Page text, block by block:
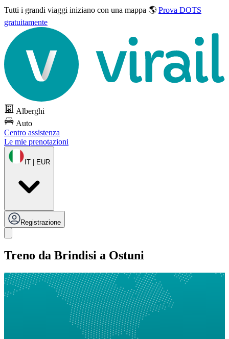
Tutti i grandi viaggi iniziano con una mappa 🌎 Prova DOTS
gratuitamente
Alberghi
Auto
Centro assistenza
Le mie prenotazioni
IT | EUR
Registrazione
Treno da Brindisi a Ostuni